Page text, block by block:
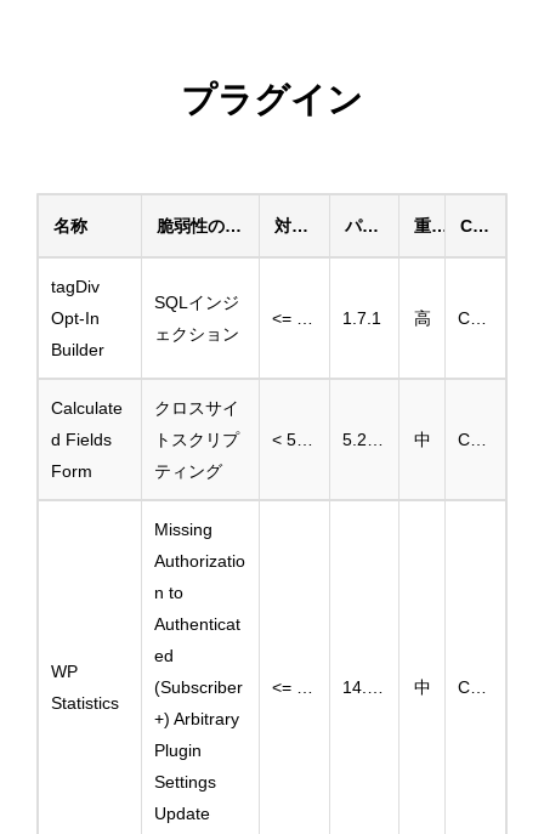
プラグイン
名称 脆弱性の種類 対象ver. パッチ済ver. 重要度 CVE ID
tagDiv
Opt-In
Builder
SQLインジ
ェクション
1.7.1 高
Calculate
d Fields
Form
クロスサイ
トスクリプ
ティング
中
WP
Statistics
Missing
Authorizatio
n to
Authenticat
ed
(Subscriber
+) Arbitrary
Plugin
Settings
Update
中